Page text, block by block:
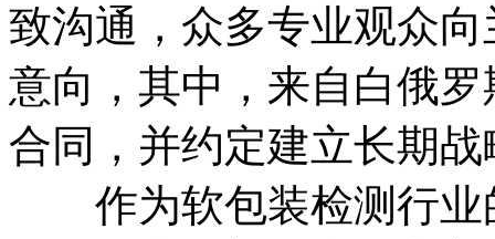
致沟通，众多专业观众
意向，其中，来自白俄
合同，并约定建立长期
作为软包装检测行业